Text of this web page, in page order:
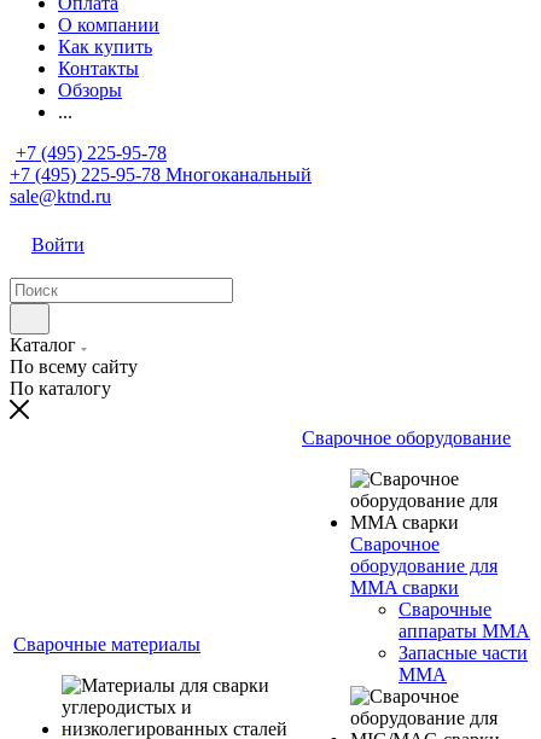
О компании
Как купить
Контакты
Обзоры
...
+7 (495) 225-95-78
+7 (495) 225-95-78 Многоканальный
sale@ktnd.ru
Войти
Каталог
По всему сайту
По каталогу
Сварочные материалы
Сварочное оборудование
Сварочное
оборудование для
MMA сварки
Сварочные
аппараты MMA
Запасные части
MMA